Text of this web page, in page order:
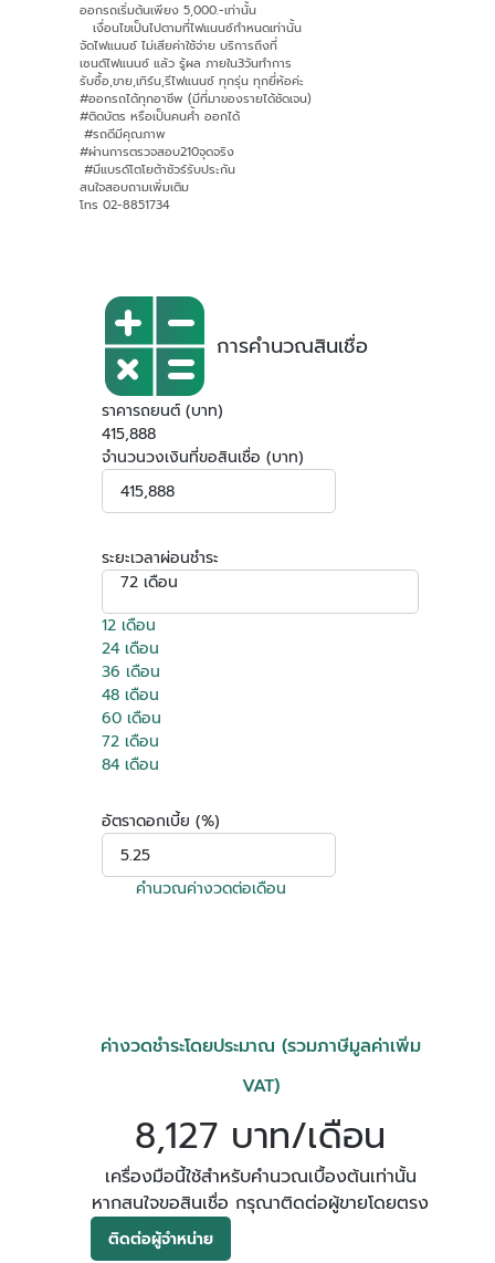
ออกรถเริ่มต้นเพียง 5,000.-เท่านั้น
เงื่อนไขเป็นไปตามที่ไฟแนนซ์กำหนดเท่านั้น
จัดไฟแนนซ์ ไม่เสียค่าใช้จ่าย บริการถึงที่
เซนต์ไฟแนนซ์ แล้ว รู้ผล ภายใน3วันทำการ
รับซื้อ,ขาย,เทิร์น,รีไฟแนนซ์ ทุกรุ่น ทุกยี่ห้อค่ะ
#ออกรถได้ทุกอาชีพ (มีที่มาของรายได้ชัดเจน)
#ติดบัตร หรือเป็นคนค้ำ ออกได้
#รถดีมีคุณภาพ
#ผ่านการตรวจสอบ210จุดจริง
#มีแบรด์โตโยต้าชัวร์รับประกัน
สนใจสอบถามเพิ่มเติม
โทร 02-8851734
การคำนวณสินเชื่อ
ราคารถยนต์ (บาท)
415,888
จำนวนวงเงินที่ขอสินเชื่อ (บาท)
ระยะเวลาผ่อนชำระ
72 เดือน
12 เดือน
24 เดือน
36 เดือน
48 เดือน
60 เดือน
72 เดือน
84 เดือน
อัตราดอกเบี้ย (%)
คำนวณค่างวดต่อเดือน
ค่างวดชำระโดยประมาณ (รวมภาษีมูลค่าเพิ่ม
VAT)
8,127 บาท/เดือน
เครื่องมือนี้ใช้สำหรับคำนวณเบื้องต้นเท่านั้น
หากสนใจขอสินเชื่อ กรุณาติดต่อผู้ขายโดยตรง
ติดต่อผู้จำหน่าย